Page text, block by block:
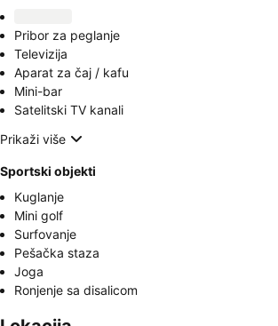
Pribor za peglanje
Televizija
Aparat za čaj / kafu
Mini-bar
Satelitski TV kanali
Prikaži više
Sportski objekti
Kuglanje
Mini golf
Surfovanje
Pešačka staza
Joga
Ronjenje sa disalicom